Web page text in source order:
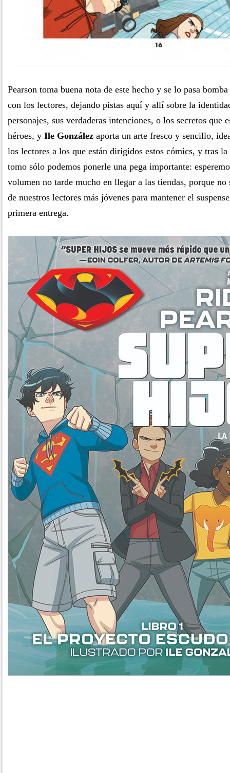
Pearson toma buena nota de este hecho y se lo pasa
con los lectores, dejando pistas aquí y allí sobre la
personajes, sus verdaderas intenciones, o los secretos que
héroes, y Ile González aporta un arte fresco y sencillo,
los lectores a los que están dirigidos estos cómics, y tras
tomo sólo podemos ponerle una pega importante:
volumen no tarde mucho en llegar a las tiendas, porque no
de nuestros lectores más jóvenes para mantener el
primera entrega.